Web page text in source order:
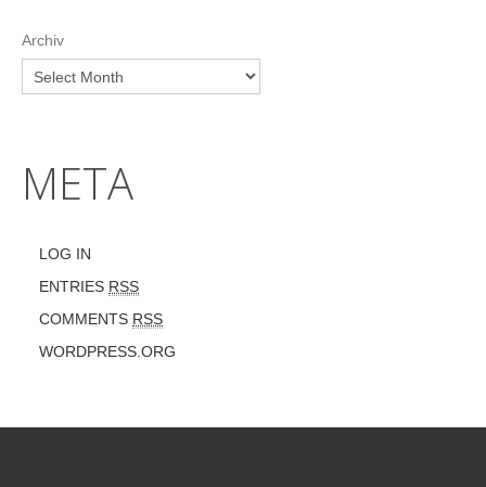
Archiv
META
LOG IN
ENTRIES RSS
COMMENTS RSS
WORDPRESS.ORG